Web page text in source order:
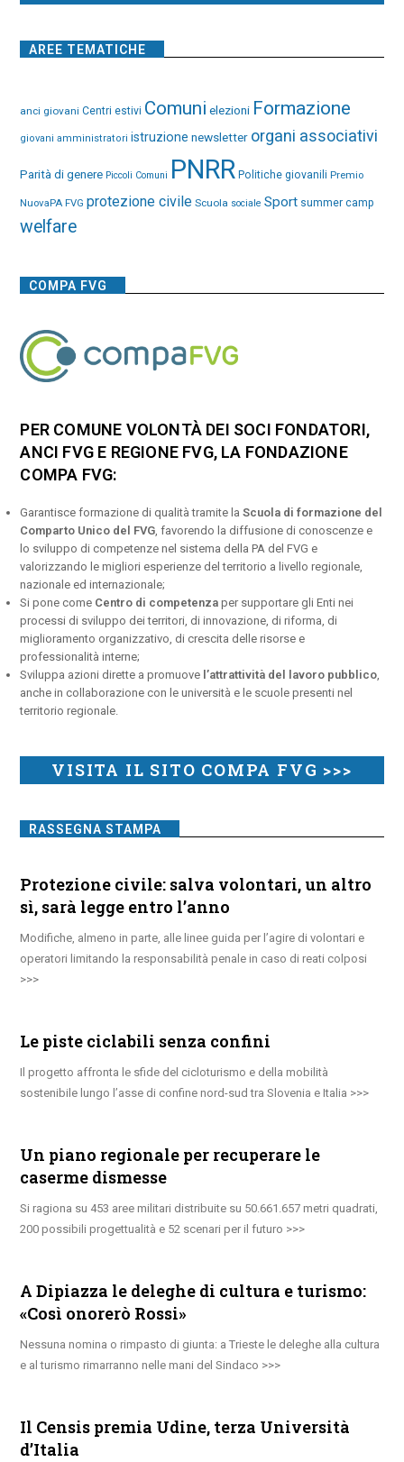
AREE TEMATICHE
anci giovani Centri estivi Comuni elezioni Formazione
giovani amministratori istruzione newsletter organi associativi
Parità di genere Piccoli Comuni PNRR Politiche giovanili Premio
NuovaPA FVG protezione civile Scuola sociale Sport summer camp
welfare
COMPA FVG
PER COMUNE VOLONTÀ DEI SOCI FONDATORI,
ANCI FVG E REGIONE FVG, LA FONDAZIONE
COMPA FVG:
Garantisce formazione di qualità tramite laScuola di formazione del
Comparto Unico del FVG, favorendo la diffusione di conoscenze e
lo sviluppo di competenze nel sistema della PA del FVG e
valorizzando le migliori esperienze del territorio a livello regionale,
nazionale ed internazionale;
Si pone come Centro di competenza per supportare gli Enti nei
processi di sviluppo dei territori, di innovazione, di riforma, di
miglioramento organizzativo, di crescita delle risorse e
professionalità interne;
Sviluppa azioni dirette a promuove l’attrattività del lavoro pubblico,
anche in collaborazione con le università e le scuole presenti nel
territorio regionale.
VISITA IL SITO COMPA FVG >>>
RASSEGNA STAMPA
Protezione civile: salva volontari, un altro
sì, sarà legge entro l’anno
Modifiche, almeno in parte, alle linee guida per l’agire di volontari e
operatori limitando la responsabilità penale in caso di reati colposi
Le piste ciclabili senza confini
Il progetto affronta le sfide del cicloturismo e della mobilità
sostenibile lungo l’asse di confine nord-sud tra Slovenia e Italia
Un piano regionale per recuperare le
caserme dismesse
Si ragiona su 453 aree militari distribuite su 50.661.657 metri quadrati,
200 possibili progettualità e 52 scenari per il futuro
A Dipiazza le deleghe di cultura e turismo:
«Così onorerò Rossi»
Nessuna nomina o rimpasto di giunta: a Trieste le deleghe alla cultura
e al turismo rimarranno nelle mani del Sindaco
Il Censis premia Udine, terza Università
d’Italia